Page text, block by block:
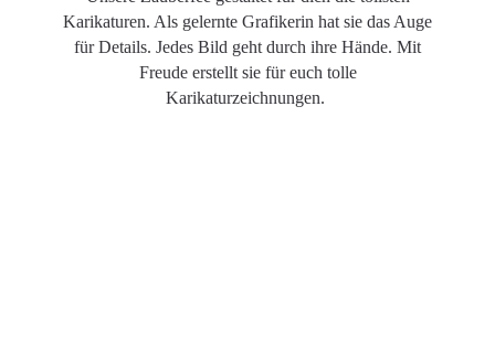
Karikaturen. Als gelernte Grafikerin hat sie das Auge
für Details. Jedes Bild geht durch ihre Hände. Mit
Freude erstellt sie für euch tolle
Karikaturzeichnungen.